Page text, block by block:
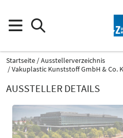
Startseite
Ausstellerverzeichnis
Vakuplastic Kunststoff GmbH & Co.
AUSSTELLER DETAILS